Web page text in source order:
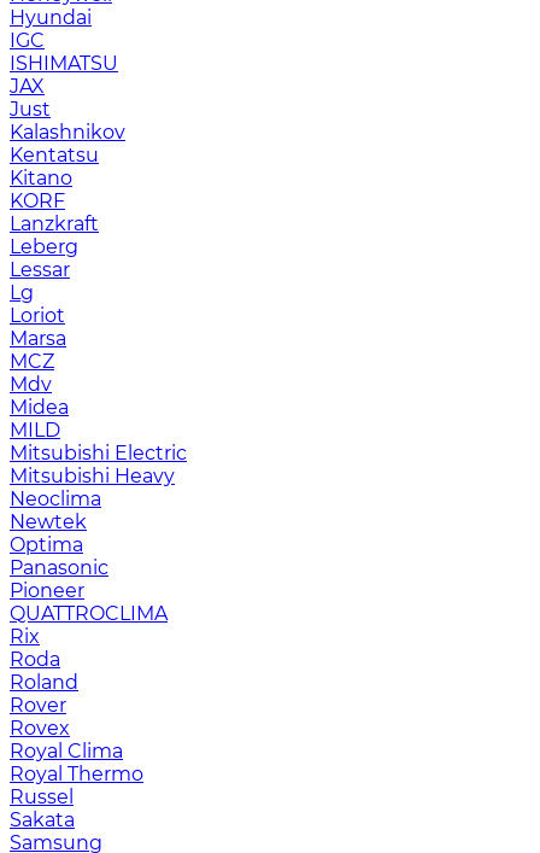
Hyundai
IGC
ISHIMATSU
JAX
Just
Kalashnikov
Kentatsu
Kitano
KORF
Lanzkraft
Leberg
Lessar
Lg
Loriot
Marsa
MCZ
Mdv
Midea
MILD
Mitsubishi Electric
Mitsubishi Heavy
Neoclima
Newtek
Optima
Panasonic
Pioneer
QUATTROCLIMA
Rix
Roda
Roland
Rover
Rovex
Royal Clima
Royal Thermo
Russel
Sakata
Samsung